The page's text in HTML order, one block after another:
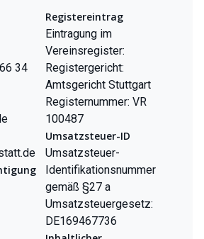
34
Registereintrag
Eintragung im
Vereinsregister:
Registergericht:
Amtsgericht Stuttgart
Registernummer: VR
100487
Umsatzsteuer-ID
Umsatzsteuer-
Identifikationsnummer
gemäß §27 a
Umsatzsteuergesetz:
DE169467736